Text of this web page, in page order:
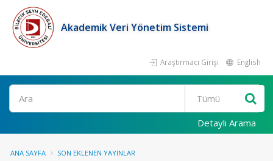
Akademik Veri Yönetim Sistemi
Araştırmacı Girişi English
Ara
Detaylı Arama
ANA SAYFA SON EKLENEN YAYINLAR